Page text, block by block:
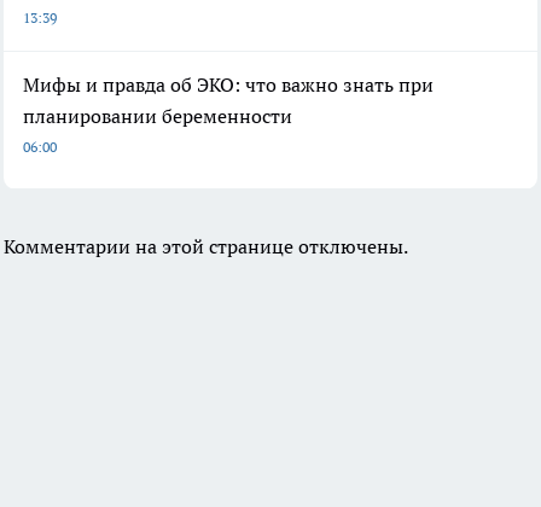
13:39
Мифы и правда об ЭКО: что важно знать при
планировании беременности
06:00
Комментарии на этой странице отключены.